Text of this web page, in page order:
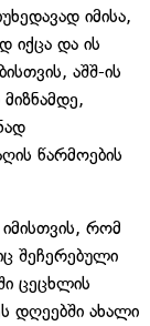
იმისა,
იქცა და ის
აშშ-ის
წარმოების
რომ
შეჩერებული
ცეცხლის
დღეებში ახალი